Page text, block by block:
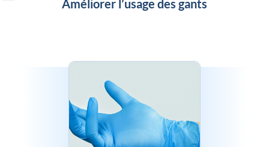
Améliorer l’usage des gants